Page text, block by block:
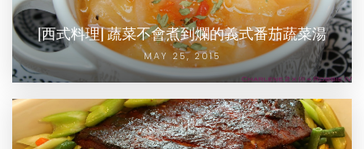
[西式料理] 蔬菜不會煮到爛的義式番茄蔬菜湯
MAY 25, 2015